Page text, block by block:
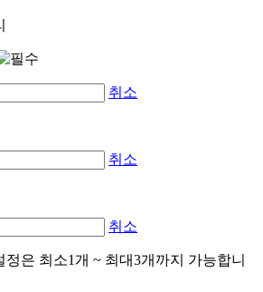
취소
취소
취소
정은 최소1개 ~ 최대3개까지 가능합니